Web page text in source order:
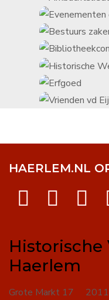
HAERLEM.NL
Historische
Haerlem
Grote Markt 17